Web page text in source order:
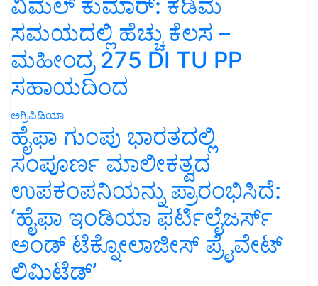
ವಿಮಲ್ ಕುಮಾರ್: ಕಡಿಮೆ
ಸಮಯದಲ್ಲಿ ಹೆಚ್ಚು ಕೆಲಸ –
ಮಹೀಂದ್ರ 275 DI TU PP
ಸಹಾಯದಿಂದ
ಅಗ್ರಿಪಿಡಿಯಾ
ಹೈಫಾ ಗುಂಪು ಭಾರತದಲ್ಲಿ
ಸಂಪೂರ್ಣ ಮಾಲೀಕತ್ವದ
ಉಪಕಂಪನಿಯನ್ನು ಪ್ರಾರಂಭಿಸಿದೆ:
‘ಹೈಫಾ ಇಂಡಿಯಾ ಫರ್ಟಿಲೈಜರ್ಸ್
ಅಂಡ್ ಟೆಕ್ನೋಲಾಜೀಸ್ ಪ್ರೈವೇಟ್
ಲಿಮಿಟೆಡ್’